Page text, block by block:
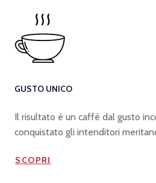
GUSTO UNICO
Il risultato è un caffè dal gusto
conquistato gli intenditori
SCOPRI